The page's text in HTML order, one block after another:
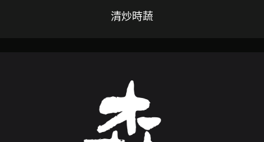
清炒時蔬